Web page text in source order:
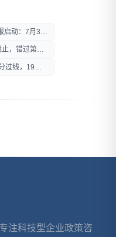
动：7月30
，错过第一
过线，19项
注科技型企业政策咨